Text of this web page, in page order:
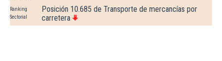
Ranking
Sectorial
Posición 10.685 de Transporte de mercancías por
carretera